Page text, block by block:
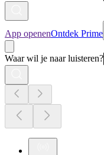
App openenOntdek Prime
Waar wil je naar luisteren?